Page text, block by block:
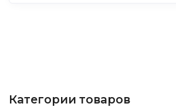
Категории товаров